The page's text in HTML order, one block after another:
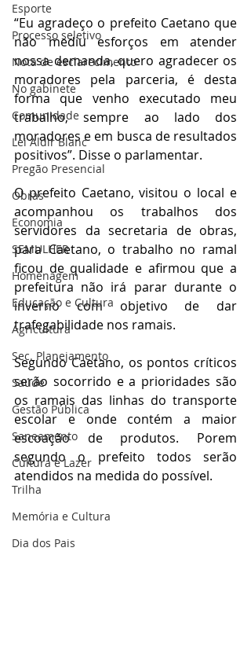
Esporte
Processo seletivo
Nota de esclarecimento
No gabinete
Comunidade
Lei Aldir Blanc
Pregão Presencial
Obras
Economia
SEMULHER
Homenagem
Educação e Cultura
Agricultura
Sec. Planejamento
Saúde
Gestão Pública
Saneamento
Cultura e Lazer
Trilha
Memória e Cultura
Dia dos Pais
“Eu agradeço o prefeito Caetano que
não mediu esforços em atender
nossa demanda, quero agradecer os
moradores pela parceria, é desta
forma que venho executado meu
trabalho, sempre ao lado dos
moradores e em busca de resultados
positivos”. Disse o parlamentar.
O prefeito Caetano, visitou o local e
acompanhou os trabalhos dos
servidores da secretaria de obras,
para Caetano, o trabalho no ramal
ficou de qualidade e afirmou que a
prefeitura não irá parar durante o
inverno com objetivo de dar
trafegabilidade nos ramais.
Segundo Caetano, os pontos críticos
serão socorrido e a prioridades são
os ramais das linhas do transporte
escolar e onde contém a maior
escoação de produtos. Porem
segundo o prefeito todos serão
atendidos na medida do possível.